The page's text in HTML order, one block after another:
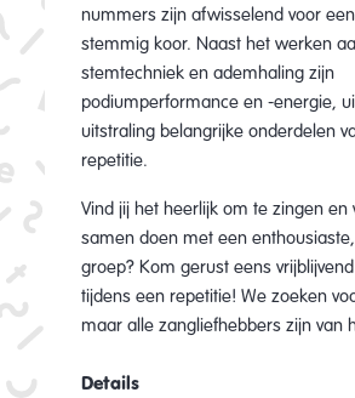
nummers zijn afwisselend voor
stemmig koor. Naast het werken
stemtechniek en ademhaling zijn
podiumperformance en -energie,
uitstraling belangrijke onderdelen
repetitie.
Vind jij het heerlijk om te zingen en
samen doen met een
groep? Kom gerust eens
tijdens een repetitie! We zoeken
maar alle zangliefhebbers zijn van
Details